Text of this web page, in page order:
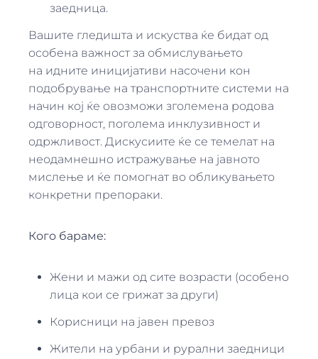
заедница.
Вашите гледишта и искуства ќе бидат од
особена важност за обмислувањето
на идните иницијативи насочени кон
подобрување на транспортните системи на
начин кој ќе овозможи зголемена родова
одговорност, поголема инклузивност и
одржливост. Дискусиите ќе се темелат на
неодамнешно истражување на јавното
мислење и ќе помогнат во обликувањето
конкретни препораки.
Кого бараме:
Жени и мажи од сите возрасти (особено
лица кои се грижат за други)
Корисници на јавен превоз
Жители на урбани и рурални заедници